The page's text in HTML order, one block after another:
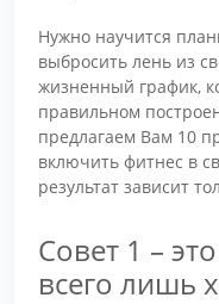
Нужно научится
выбросить лень из
жизненный график,
правильном
предлагаем Вам 10
включить фитнес в
результат зависит
Совет 1 –
всего лишь